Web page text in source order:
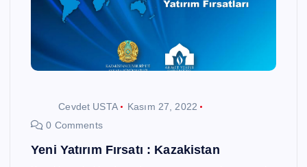
Cevdet USTA
Kasım 27, 2022
0 Comments
Yeni Yatırım Fırsatı : Kazakistan